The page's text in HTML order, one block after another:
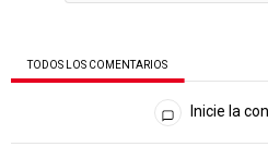
TODOS LOS COMENTARIOS
Todos los comentarios
Inicie la